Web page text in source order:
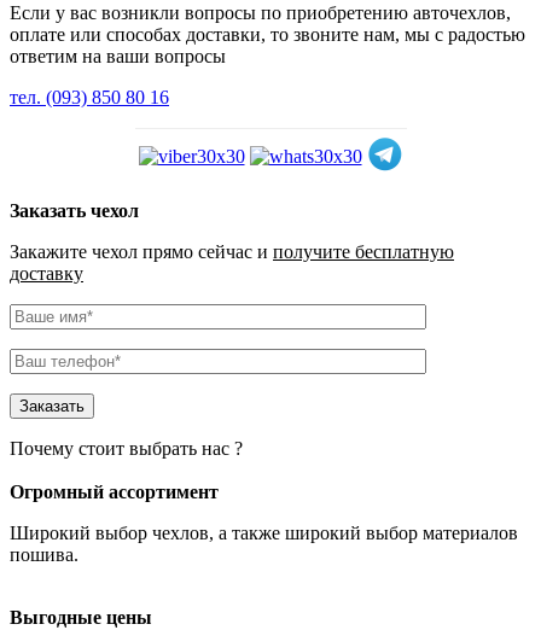
Если у вас возникли вопросы по приобретению авточехлов,
оплате или способах доставки, то звоните нам, мы с радостью
ответим на ваши вопросы
тел. (093) 850 80 16
Заказать чехол
Закажите чехол прямо сейчас и получите бесплатную
доставку
Почему стоит выбрать нас ?
Огромный ассортимент
Широкий выбор чехлов, а также широкий выбор материалов
пошива.
Выгодные цены